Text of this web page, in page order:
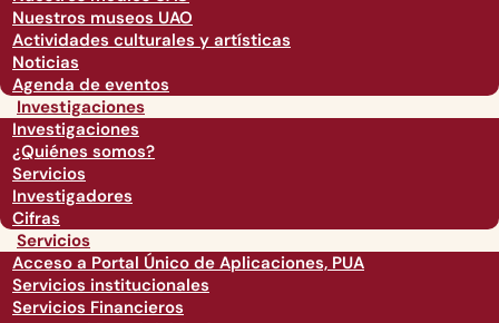
Nuestros museos UAO
Actividades culturales y artísticas
Noticias
Agenda de eventos
Investigaciones
Investigaciones
¿Quiénes somos?
Servicios
Investigadores
Cifras
Servicios
Acceso a Portal Único de Aplicaciones, PUA
Servicios institucionales
Servicios Financieros